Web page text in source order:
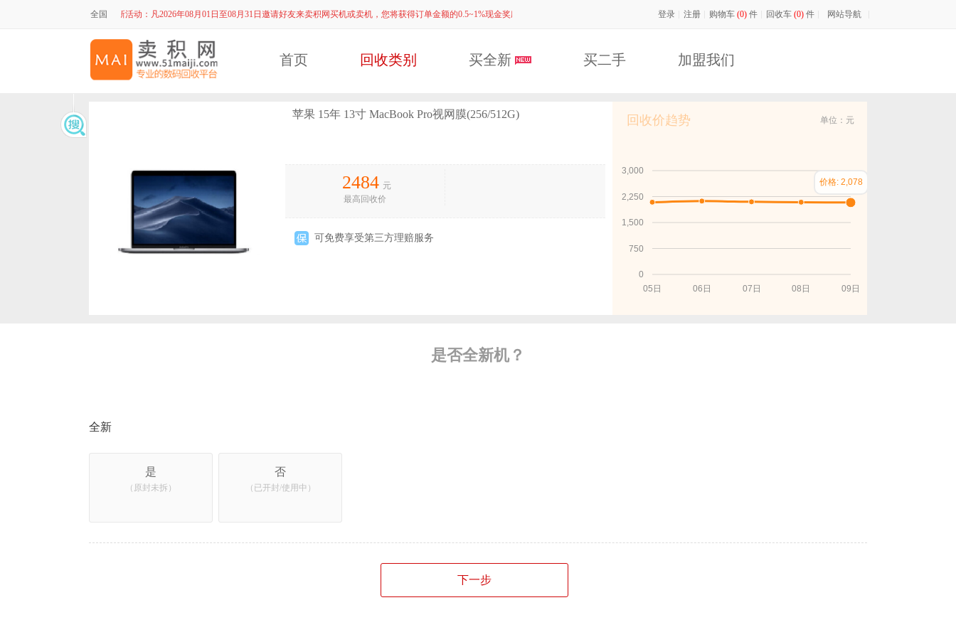
全国
最新活动： 凡2026年08月01日至08月31日邀请好友来卖积网买机或卖机，您将获得订单金额的0.5~1%现金奖励啦！！ 最新活动：凡2026年08月01日至08月31日邀请好友来卖积网买机或卖机，
登录 注册 购物车 (0) 件 回收车 (0) 件 网站导航
首页 回收类别 买全新 买二手 加盟我们
苹果 15年 13寸 MacBook Pro视网膜(256/512G)
2484 元
最高回收价
可免费享受第三方理赔服务
回收价趋势 单位：元
0
750
1,500
2,250
3,000
09日
08日
07日
06日
05日
价格: 2,078
是否全新机？
全新
是
（原封未拆）
否
（已开封/使用中）